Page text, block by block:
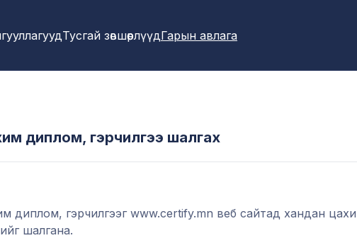
Тусгай зөвшөөрлүүдГарын авлага
диплом, гэрчилгээ шалгах
диплом, гэрчилгээг www.certify.mn веб сайтад хандан
шалгана.